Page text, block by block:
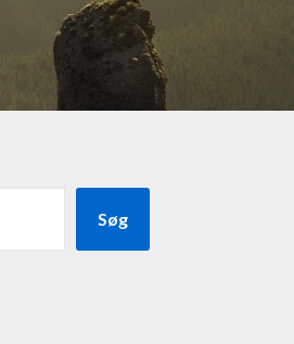
Søg